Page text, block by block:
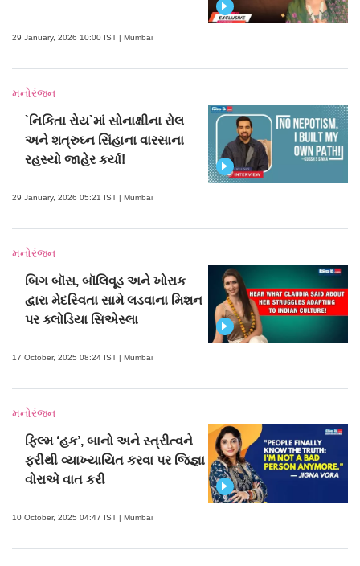
29 January, 2026 10:00 IST | Mumbai
મનોરંજન
`નિકિતા રોય`માં સોનાક્ષીના રોલ
અને શત્રુઘ્ન સિંહાના વારસાના
રહસ્યો જાહેર કર્યા!
29 January, 2026 05:21 IST | Mumbai
મનોરંજન
બિગ બૉસ, બૉલિવૂડ અને ખોરાક
દ્વારા મેદસ્વિતા સામે લડવાના મિશન
પર ક્લોડિયા સિએસ્લા
17 October, 2025 08:24 IST | Mumbai
મનોરંજન
ફિલ્મ ‘હક’, બાનો અને સ્ત્રીત્વને
ફરીથી વ્યાખ્યાયિત કરવા પર જિજ્ઞા
વોરાએ વાત કરી
10 October, 2025 04:47 IST | Mumbai